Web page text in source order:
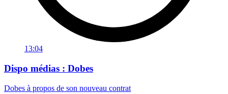
13:04
Dispo médias : Dobes
Dobes à propos de son nouveau contrat